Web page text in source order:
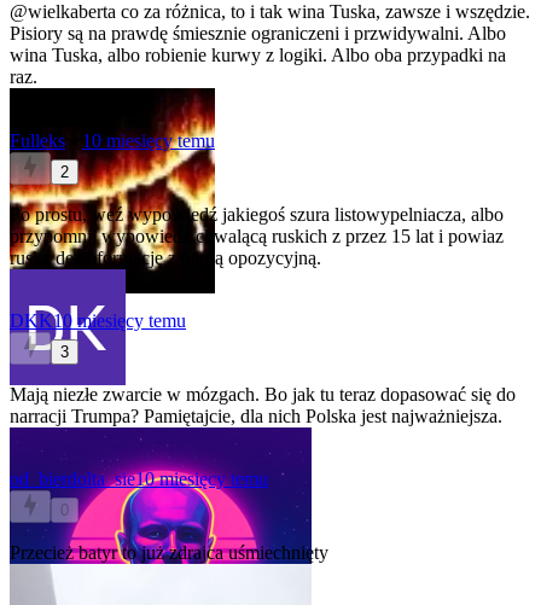
@wielkaberta co za różnica, to i tak wina Tuska, zawsze i wszędzie.
Pisiory są na prawdę śmiesznie ograniczeni i przwidywalni. Albo
wina Tuska, albo robienie kurwy z logiki. Albo oba przypadki na
raz.
Fulleks 10 miesięcy temu
2
Po prostu, weź wypowiedź jakiegoś szura listowypelniacza, albo
przypomnij wypowiedź chwalącą ruskich z przez 15 lat i powiaz
ruska dezinformację z partią opozycyjną.
DKK10 miesięcy temu
3
Mają niezłe zwarcie w mózgach. Bo jak tu teraz dopasować się do
narracji Trumpa? Pamiętajcie, dla nich Polska jest najważniejsza.
od_bierdolta_sie10 miesięcy temu
0
Przecież batyr to już zdrajca uśmiechnięty